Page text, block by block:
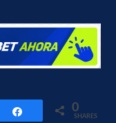
Share 0
SHARES